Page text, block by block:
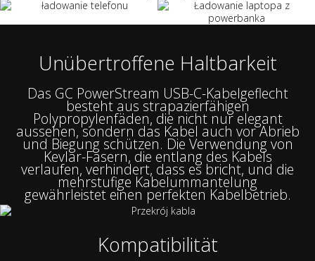
Unübertroffene Haltbarkeit
Das GC PowerStream USB-C-Kabelgeflecht
besteht aus strapazierfähigen
Polypropylenfäden, die nicht nur elegant
aussehen, sondern das Kabel auch vor Abrieb
und Biegung schützen. Die Verwendung von
Kevlar-Fasern, die entlang des Kabels
verlaufen, verhindert, dass es bricht, und die
mehrstufige Kabelummantelung
gewährleistet einen perfekten Kabelbetrieb.
Kompatibilität